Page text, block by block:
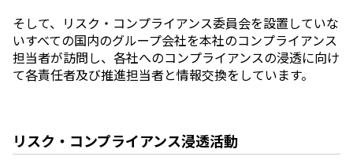
そして、リスク・コンプライアンス委員会を設置していな
いすべての国内のグループ会社を本社のコンプライアンス
担当者が訪問し、各社へのコンプライアンスの浸透に向け
て各責任者及び推進担当者と情報交換をしています。
リスク・コンプライアンス浸透活動